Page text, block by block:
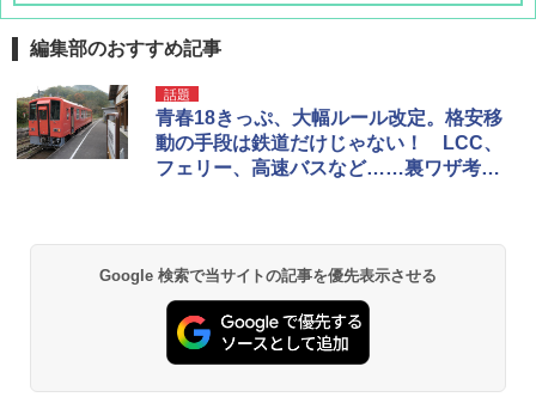
DEWEL パラソル 大型 ビーチ アウトドアパ
ラソル ガーデン サイトシート付 折りたたみ
防水 UVカット 4段階高さ調整 軽量 収納袋付
き
【日本企業販売】超強力クマ対策スプレー 30
0ml（連続噴射30秒）110ml（連続噴射15
秒）射程5～10m 安全ロック搭載 携帯収納袋
付き ヒグマ・イノシシ対策 自治体・教育機
関の購入実績 登山・キャンプ・アウトドア・
編集部のおすすめ記事
話題
青春18きっぷ、大幅ルール改定。格安移
動の手段は鉄道だけじゃない！ LCC、
フェリー、高速バスなど……裏ワザ考え
Google 検索で当サイトの記事を優先表示させる